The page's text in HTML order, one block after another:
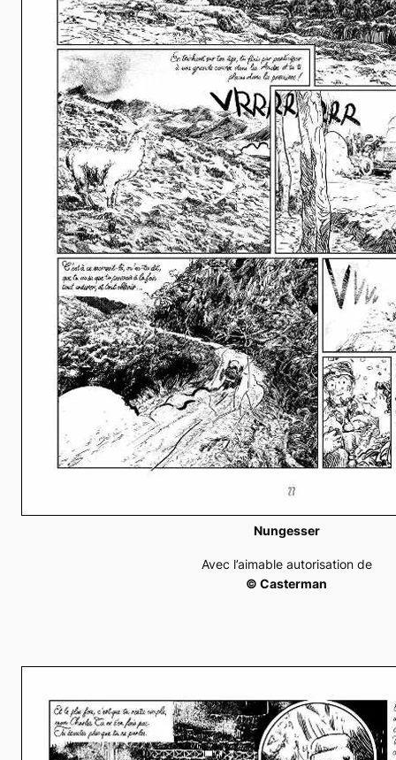
Nungesser
Avec l’aimable autorisation de
© Casterman